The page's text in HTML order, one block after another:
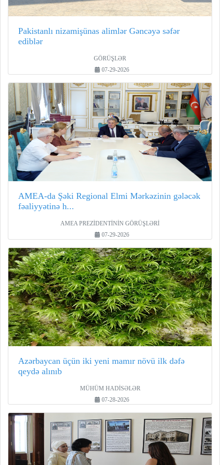
Pakistanlı nizamişünas alimlər Gəncəyə səfər
ediblər
GÖRÜŞLƏR
07-29-2026
AMEA-da Şəki Regional Elmi Mərkəzinin gələcək
fəaliyyətinə h...
AMEA PREZİDENTİNİN GÖRÜŞLƏRİ
07-29-2026
Azərbaycan üçün iki yeni mamır növü ilk dəfə
qeydə alınıb
MÜHÜM HADİSƏLƏR
07-28-2026